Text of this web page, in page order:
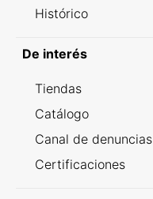
Histórico
De interés
Tiendas
Catálogo
Canal de denuncias
Certificaciones